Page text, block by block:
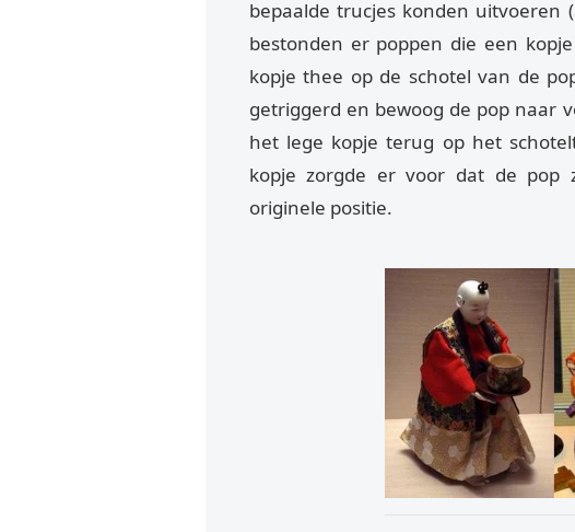
bepaalde trucjes konden uitvoeren
bestonden er poppen die een
kopje thee op de schotel van de
getriggerd en bewoog de pop naar
het lege kopje terug op het
kopje zorgde er voor dat de pop
originele positie.